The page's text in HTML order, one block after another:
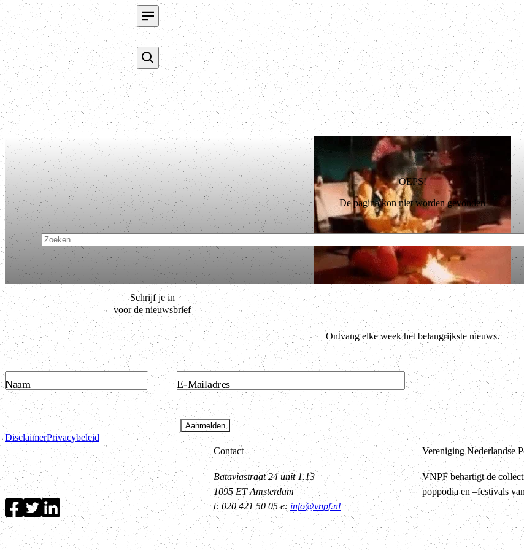
OEPS!
De pagina kon niet worden gevonden
Schrijf je in
voor de nieuwsbrief
Ontvang elke week het belangrijkste nieuws.
Naam E-Mailadres
Aanmelden
DisclaimerPrivacybeleid
Contact
Bataviastraat 24 unit 1.13
1095 ET Amsterdam
t: 020 421 50 05 e: info@vnpf.nl
Vereniging Nederlandse
VNPF behartigt de
poppodia en –festivals